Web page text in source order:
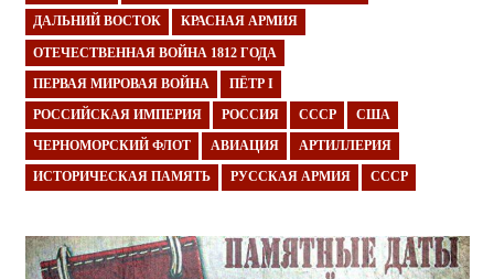
ДАЛЬНИЙ ВОСТОК КРАСНАЯ АРМИЯ
ОТЕЧЕСТВЕННАЯ ВОЙНА 1812 ГОДА
ПЕРВАЯ МИРОВАЯ ВОЙНА ПЁТР I
РОССИЙСКАЯ ИМПЕРИЯ РОССИЯ СССР США
ЧЕРНОМОРСКИЙ ФЛОТ АВИАЦИЯ АРТИЛЛЕРИЯ
ИСТОРИЧЕСКАЯ ПАМЯТЬ РУССКАЯ АРМИЯ СССР